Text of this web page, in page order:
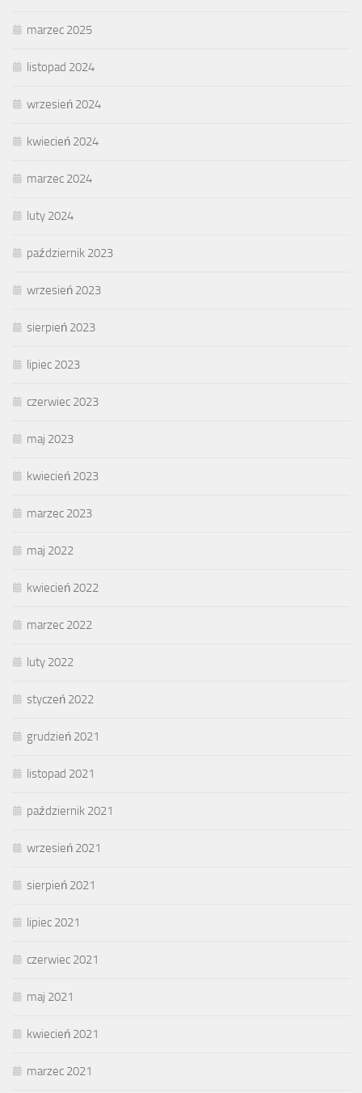
marzec 2025
listopad 2024
wrzesień 2024
kwiecień 2024
marzec 2024
luty 2024
październik 2023
wrzesień 2023
sierpień 2023
lipiec 2023
czerwiec 2023
maj 2023
kwiecień 2023
marzec 2023
maj 2022
kwiecień 2022
marzec 2022
luty 2022
styczeń 2022
grudzień 2021
listopad 2021
październik 2021
wrzesień 2021
sierpień 2021
lipiec 2021
czerwiec 2021
maj 2021
kwiecień 2021
marzec 2021